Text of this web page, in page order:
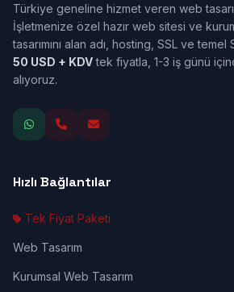
Türkiye geneline hizmet veren web
İşletmenize özel hazır web sitesi ve
tasarımını alan adı, hosting, SSL ve temel
50 USD + KDVtek fiyatla, 1-3 iş günü
alıyoruz.
Hızlı Bağlantılar
Tek Fiyat Paketi
Web Tasarım
Kurumsal Web Tasarım